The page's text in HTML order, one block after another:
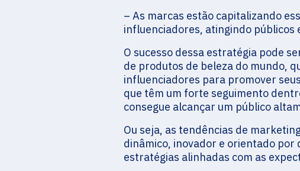
– As marcas estão capitalizando
influenciadores, atingindo públicos
O sucesso dessa estratégia pode
de produtos de beleza do mundo,
influenciadores para promover
que têm um forte seguimento
consegue alcançar um público
Ou seja, as tendências de
dinâmico, inovador e orientado
estratégias alinhadas com as